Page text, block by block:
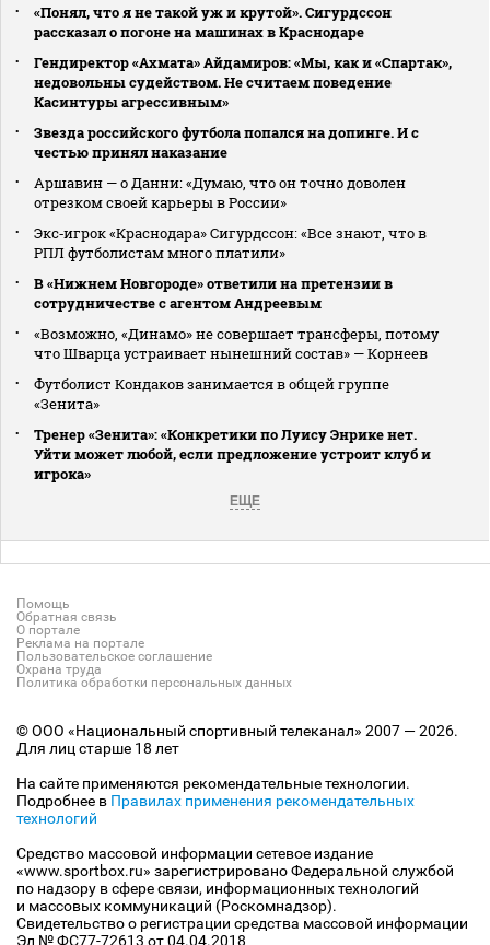
«Понял, что я не такой уж и крутой». Сигурдссон
рассказал о погоне на машинах в Краснодаре
Гендиректор «Ахмата» Айдамиров: «Мы, как и «Спартак»,
недовольны судейством. Не считаем поведение
Касинтуры агрессивным»
Звезда российского футбола попался на допинге. И с
честью принял наказание
Аршавин — о Данни: «Думаю, что он точно доволен
отрезком своей карьеры в России»
Экс‑игрок «Краснодара» Сигурдссон: «Все знают, что в
РПЛ футболистам много платили»
В «Нижнем Новгороде» ответили на претензии в
сотрудничестве с агентом Андреевым
«Возможно, «Динамо» не совершает трансферы, потому
что Шварца устраивает нынешний состав» — Корнеев
Футболист Кондаков занимается в общей группе
«Зенита»
Тренер «Зенита»: «Конкретики по Луису Энрике нет.
Уйти может любой, если предложение устроит клуб и
игрока»
ЕЩЕ
Помощь
Обратная связь
О портале
Реклама на портале
Пользовательское соглашение
Охрана труда
Политика обработки персональных данных
© ООО «Национальный спортивный телеканал» 2007 — 2026.
Для лиц старше 18 лет
На сайте применяются рекомендательные технологии.
Подробнее в Правилах применения рекомендательных
технологий
Средство массовой информации сетевое издание
«www.sportbox.ru» зарегистрировано Федеральной службой
по надзору в сфере связи, информационных технологий
и массовых коммуникаций (Роскомнадзор).
Свидетельство о регистрации средства массовой информации
Эл № ФС77-72613 от 04.04.2018